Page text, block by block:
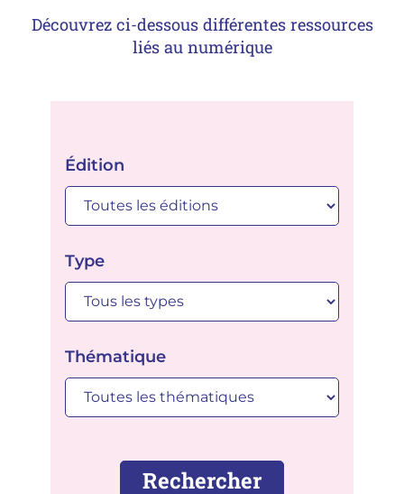
Découvrez ci-dessous différentes ressources
liés au numérique
Édition
Type
Thématique
Rechercher